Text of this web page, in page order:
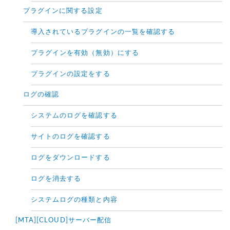
プラグインに関する設定
導入されているプラグインの一覧を確認する
プラグインを有効（無効）にする
プラグインの設定をする
ログの確認
システムのログを確認する
サイトのログを確認する
ログをダウンロードする
ログを消去する
システムログの種類と内容
[MTA][CLOUD]サーバー配信